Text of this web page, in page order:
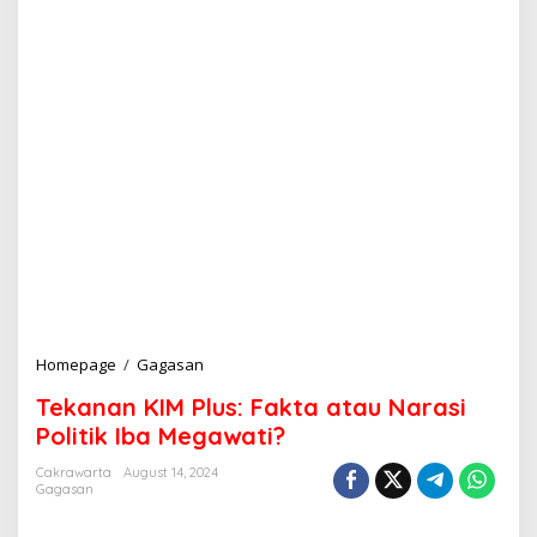
Homepage / Gagasan
k
a
n
a
Tekanan KIM Plus: Fakta atau Narasi
Politik Iba Megawati?
Cakrawarta
August 14, 2024
Gagasan